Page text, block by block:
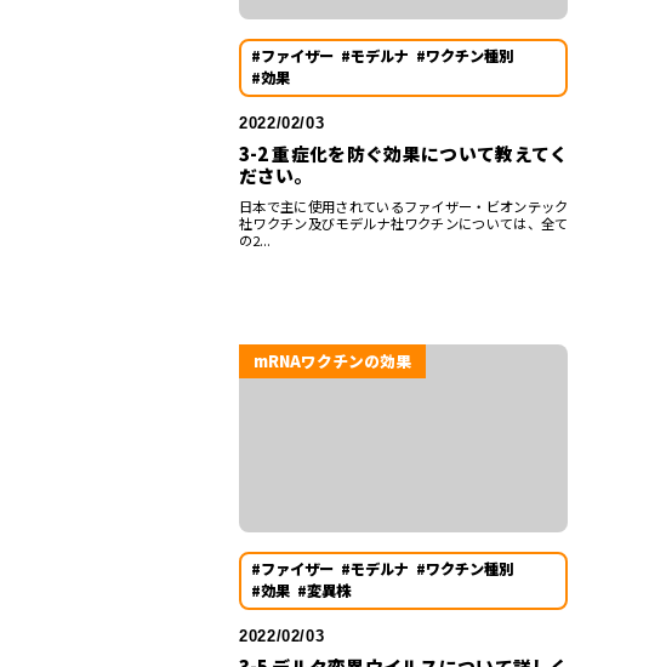
#ファイザー #モデルナ #ワクチン種別
#効果
2022/02/03
3-2 重症化を防ぐ効果について教えてく
ださい。
日本で主に使用されているファイザー・ビオンテック
社ワクチン及びモデルナ社ワクチンについては、全て
の2...
mRNAワクチンの効果
#ファイザー #モデルナ #ワクチン種別
#効果 #変異株
2022/02/03